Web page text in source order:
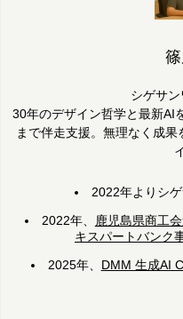
シゲサ
30年のデザイン哲学と最新AI
まで伴走支援。無理なく成
2022年よりシ
2022年、
鹿児島県商工
キスパートバンク
2025年、 DMM 生成AI